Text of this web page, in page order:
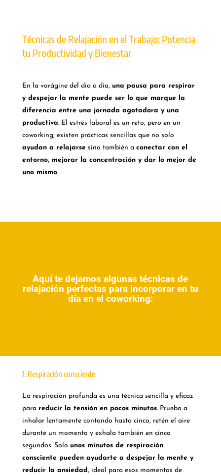
Técnicas de Relajación en el Trabajo: Potencia
tu Productividad y Bienestar
En la vorágine del día a día, una pausa para respirar
y despejar la mente puede ser lo que marque la
diferencia entre una jornada agotadora y una
productiva. El estrés laboral es un reto, pero en un
coworking, existen prácticas sencillas que no solo
ayudan a relajarsesino también a conectar con el
entorno, mejorar la concentración y dar lo mejor de
uno mismo.
Aquí te dejamos algunas técnicas de
relajación perfectas para incorporar en tu
día en el coworking:
1. Respiración consciente
La respiración profunda es una técnica sencilla y eficaz
para reducir la tensión en pocos minutos. Prueba a
inhalar lentamente contando hasta cinco, retén el aire
durante un momento y exhala también en cinco
segundos. Solo unos minutos de respiración
consciente pueden ayudarte a despejar la mente y
reducir la ansiedad, ideal para esos momentos de